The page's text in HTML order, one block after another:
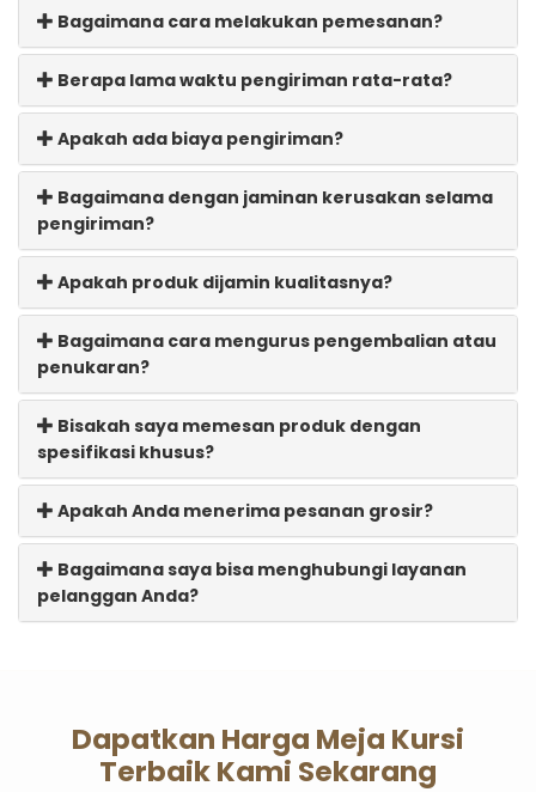
Bagaimana cara melakukan pemesanan?
Berapa lama waktu pengiriman rata-rata?
Apakah ada biaya pengiriman?
Bagaimana dengan jaminan kerusakan selama
pengiriman?
Apakah produk dijamin kualitasnya?
Bagaimana cara mengurus pengembalian atau
penukaran?
Bisakah saya memesan produk dengan
spesifikasi khusus?
Apakah Anda menerima pesanan grosir?
Bagaimana saya bisa menghubungi layanan
pelanggan Anda?
Dapatkan Harga Meja Kursi
Terbaik Kami Sekarang